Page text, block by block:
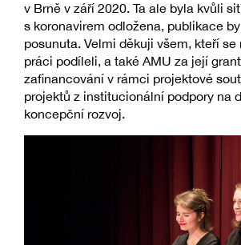
v Brně v září 2020. Ta ale byla kvůli
s koronavirem odložena, publikace
posunuta. Velmi děkuji všem, kteří
práci podíleli, a také AMU za její
zafinancování v rámci projektové
projektů z institucionální podpory na
koncepční rozvoj.